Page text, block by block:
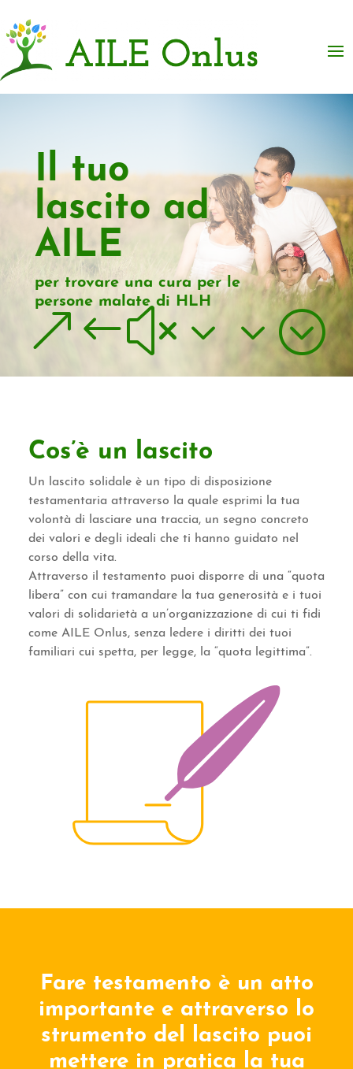
Il tuo
lascito ad
AILE
per trovare una cura per le
persone malate di HLH
&#x33;
Cos’è un lascito
Un lascito solidale è un tipo di disposizione
testamentaria attraverso la quale esprimi la tua
volontà di lasciare una traccia, un segno concreto
dei valori e degli ideali che ti hanno guidato nel
corso della vita.
Attraverso il testamento puoi disporre di una “quota
libera” con cui tramandare la tua generosità e i tuoi
valori di solidarietà a un’organizzazione di cui ti fidi
come AILE Onlus, senza ledere i diritti dei tuoi
familiari cui spetta, per legge, la “quota legittima”.
Fare testamento è un atto
importante e attraverso lo
strumento del lascito puoi
mettere in pratica la tua